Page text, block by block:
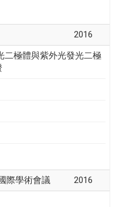
2016
二極體與紫外光發光二極
際學術會議
2016